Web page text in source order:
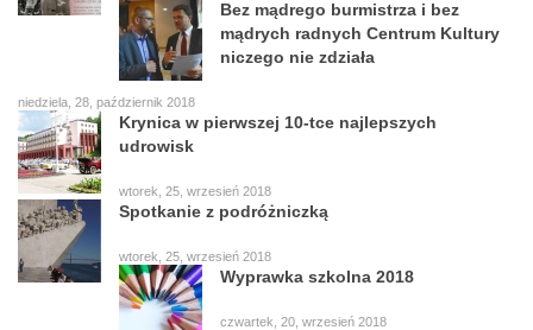
piątek, 02, listopad 2018
Bez mądrego burmistrza i bez
mądrych radnych Centrum Kultury
niedziela, 28, październik 2018
Krynica w pierwszej 10-tce najlepszych
wtorek, 25, wrzesień 2018
wtorek, 25, wrzesień 2018